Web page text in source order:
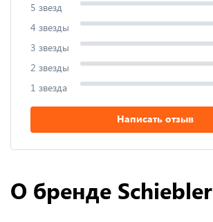
5 звезд
4 звезды
3 звезды
2 звезды
1 звезда
Написать отзыв
О бренде Schiebler